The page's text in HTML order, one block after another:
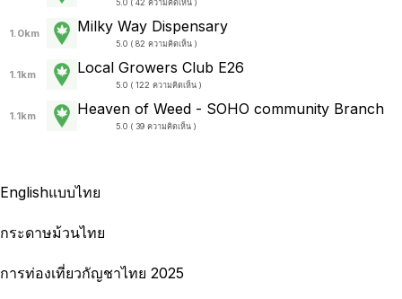
5.0 ( 42 ความคิดเห็น )
1.0km Milky Way Dispensary
5.0 ( 82 ความคิดเห็น )
1.1km Local Growers Club E26
5.0 ( 122 ความคิดเห็น )
1.1km Heaven of Weed - SOHO community Branch
5.0 ( 39 ความคิดเห็น )
Englishแบบไทย
กระดาษม้วนไทย
การท่องเที่ยวกัญชาไทย 2025